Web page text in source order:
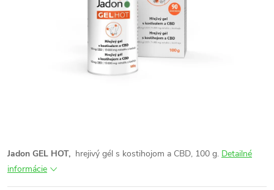
Jadon GEL HOT, hrejivý gél s kostihojom a CBD, 100 g. Detailné
informácie